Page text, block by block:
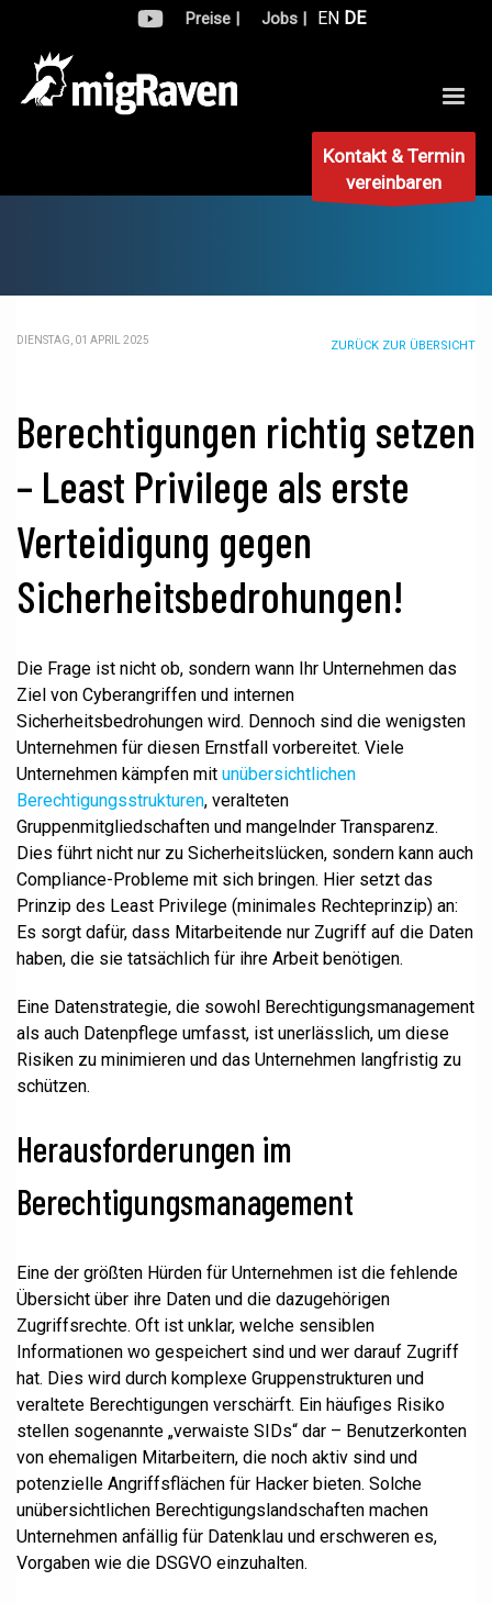
Preise | Jobs | EN DE
Kontakt & Termin
vereinbaren
ZURÜCK ZUR ÜBERSICHT
DIENSTAG, 01 APRIL 2025
Berechtigungen richtig setzen
– Least Privilege als erste
Verteidigung gegen
Sicherheitsbedrohungen!
Die Frage ist nicht ob, sondern wann Ihr Unternehmen das
Ziel von Cyberangriffen und internen
Sicherheitsbedrohungen wird. Dennoch sind die wenigsten
Unternehmen für diesen Ernstfall vorbereitet. Viele
Unternehmen kämpfen mit unübersichtlichen
Berechtigungsstrukturen, veralteten
Gruppenmitgliedschaften und mangelnder Transparenz.
Dies führt nicht nur zu Sicherheitslücken, sondern kann auch
Compliance-Probleme mit sich bringen. Hier setzt das
Prinzip des Least Privilege (minimales Rechteprinzip) an:
Es sorgt dafür, dass Mitarbeitende nur Zugriff auf die Daten
haben, die sie tatsächlich für ihre Arbeit benötigen.
Eine Datenstrategie, die sowohl Berechtigungsmanagement
als auch Datenpflege umfasst, ist unerlässlich, um diese
Risiken zu minimieren und das Unternehmen langfristig zu
schützen.
Herausforderungen im
Berechtigungsmanagement
Eine der größten Hürden für Unternehmen ist die fehlende
Übersicht über ihre Daten und die dazugehörigen
Zugriffsrechte. Oft ist unklar, welche sensiblen
Informationen wo gespeichert sind und wer darauf Zugriff
hat. Dies wird durch komplexe Gruppenstrukturen und
veraltete Berechtigungen verschärft. Ein häufiges Risiko
stellen sogenannte „verwaiste SIDs“ dar – Benutzerkonten
von ehemaligen Mitarbeitern, die noch aktiv sind und
potenzielle Angriffsflächen für Hacker bieten. Solche
unübersichtlichen Berechtigungslandschaften machen
Unternehmen anfällig für Datenklau und erschweren es,
Vorgaben wie die DSGVO einzuhalten.